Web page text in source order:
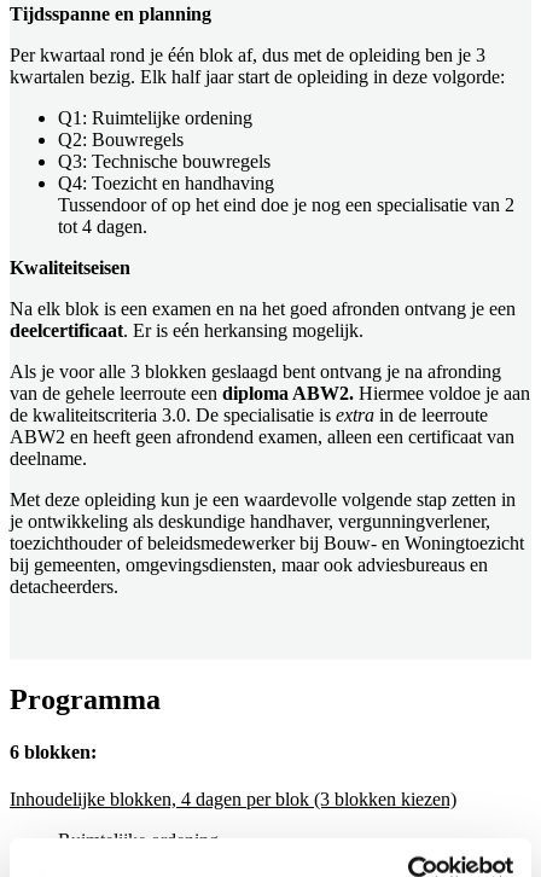
Tijdsspanne en planning
Per kwartaal rond je één blok af, dus met de opleiding ben je 3
kwartalen bezig. Elk half jaar start de opleiding in deze volgorde:
Q1: Ruimtelijke ordening
Q2: Bouwregels
Q3: Technische bouwregels
Q4: Toezicht en handhaving
Tussendoor of op het eind doe je nog een specialisatie van 2
tot 4 dagen.
Kwaliteitseisen
Na elk blok is een examen en na het goed afronden ontvang je een
deelcertificaat. Er is eén herkansing mogelijk.
Als je voor alle 3 blokken geslaagd bent ontvang je na afronding
van de gehele leerroute een diploma ABW2. Hiermee voldoe je aan
de kwaliteitscriteria 3.0. De specialisatie is extra in de leerroute
ABW2 en heeft geen afrondend examen, alleen een certificaat van
deelname.
Met deze opleiding kun je een waardevolle volgende stap zetten in
je ontwikkeling als deskundige handhaver, vergunningverlener,
toezichthouder of beleidsmedewerker bij Bouw- en Woningtoezicht
bij gemeenten, omgevingsdiensten, maar ook adviesbureaus en
detacheerders.
Programma
6 blokken:
Inhoudelijke blokken, 4 dagen per blok (3 blokken kiezen)
Ruimtelijke ordening